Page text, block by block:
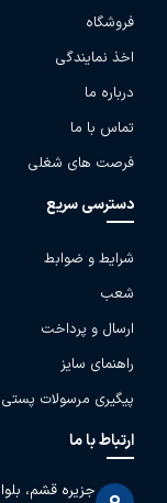
فروشگاه
اخذ نمایندگی
درباره ما
تماس با ما
فرصت های شغلی
دسترسی سریع
شرایط و ضوابط
شعب
ارسال و پرداخت
راهنمای سایز
پیگیری مرسولات پستی
ارتباط با ما
جزیره قشم،